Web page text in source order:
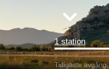
1 station
Tidigaste avgång: